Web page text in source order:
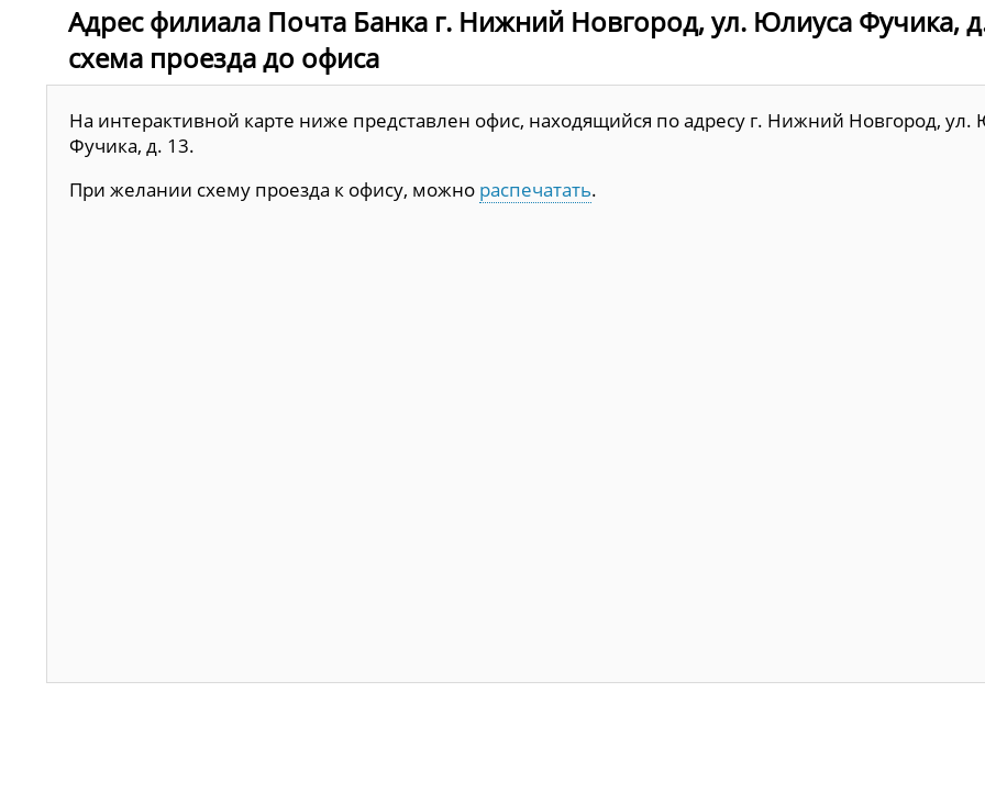
Адрес филиала Почта Банка г. Нижний Новгород, ул. Юлиуса Фучика,
схема проезда до офиса
На интерактивной карте ниже представлен офис, находящийся по адресу г. Нижний Новгород, ул.
Фучика, д. 13.
При желании схему проезда к офису, можно распечатать.